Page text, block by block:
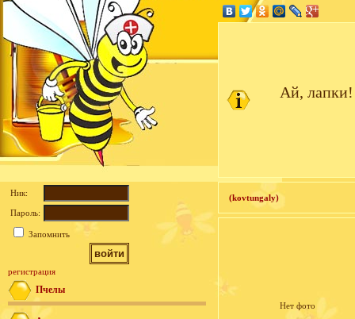
Ник:
Пароль:
Запомнить
регистрация
Пчелы
Ай,
(kovtungaly)
Нет фото